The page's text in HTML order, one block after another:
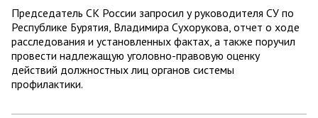
Председатель СК России запросил у руководителя СУ по
Республике Бурятия, Владимира Сухорукова, отчет о ходе
расследования и установленных фактах, а также поручил
провести надлежащую уголовно-правовую оценку
действий должностных лиц органов системы
профилактики.